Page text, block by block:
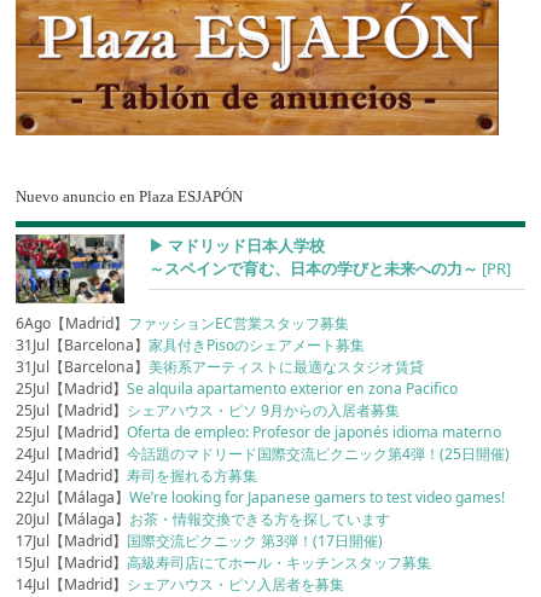
Nuevo anuncio en Plaza ESJAPÓN
▶︎ マドリッド日本人学校
～スペインで育む、日本の学びと未来への力～ [PR]
6Ago【Madrid】 ファッションEC営業スタッフ募集
31Jul【Barcelona】家具付きPisoのシェアメート募集
31Jul【Barcelona】美術系アーティストに最適なスタジオ賃貸
25Jul【Madrid】Se alquila apartamento exterior en zona Pacifico
25Jul【Madrid】 シェアハウス・ピソ 9月からの入居者募集
25Jul【Madrid】Oferta de empleo: Profesor de japonés idioma materno
24Jul【Madrid】今話題のマドリード国際交流ピクニック第4弾！(25日開催)
24Jul【Madrid】寿司を握れる方募集
22Jul【Málaga】We’re looking for Japanese gamers to test video games!
20Jul【Málaga】 お茶・情報交換できる方を探しています
17Jul【Madrid】 国際交流ピクニック 第3弾！(17日開催)
15Jul【Madrid】高級寿司店にてホール・キッチンスタッフ募集
14Jul【Madrid】 シェアハウス・ピソ入居者を募集